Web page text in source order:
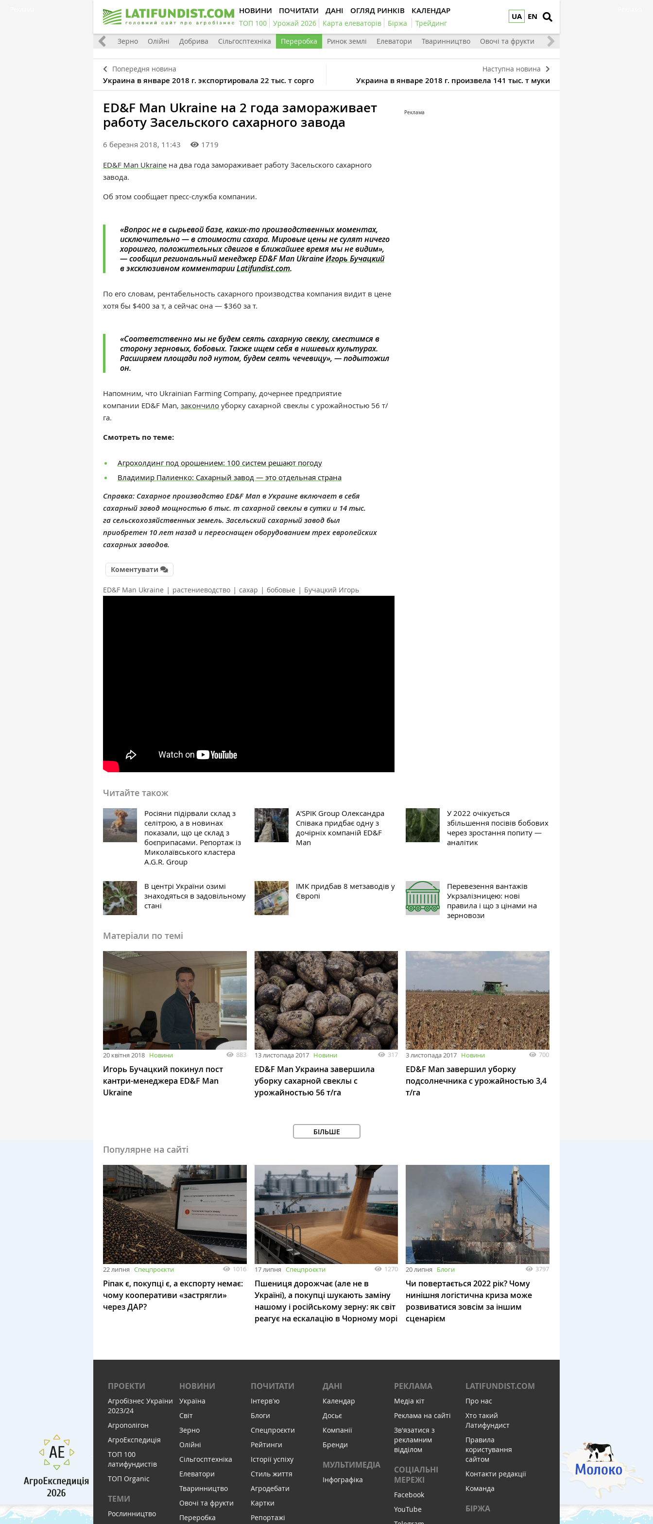
UA EN
НОВИНИ ПОЧИТАТИ ДАНІ ОГЛЯД РИНКІВ КАЛЕНДАР
ТОП 100 Урожай 2026 Карта елеваторів Біржа Трейдинг
Світ Зерно Олійні Добрива Сільгосптехніка Переробка Ринок землі Елеватори Тваринництво Овочі та фрукти
Попередня новина
Украина в январе 2018 г. экспортировала 22 тыс. т сорго
Наступна новина
Украина в январе 2018 г. произвела 141 тыс. т муки
ED&F Man Ukraine на 2 года замораживает
работу Засельского сахарного завода
6 березня 2018, 11:43 1719
ED&F Man Ukraine на два года замораживает работу Засельского сахарного
завода.
Об этом сообщает пресс-служба компании.
«Вопрос не в сырьевой базе, каких-то производственных моментах,
исключительно — в стоимости сахара. Мировые цены не сулят ничего
хорошего, положительных сдвигов в ближайшее время мы не видим»,
— сообщил региональный менеджер ED&F Man UkraineИгорь Бучацкий
вэксклюзивномкомментарииLatifundist.com.
По его словам, рентабельность сахарного производства компания видит в цене
хотя бы $400 за т, а сейчас она — $360 за т.
«Соответственно мы не будем сеять сахарную свеклу, сместимся в
сторону зерновых, бобовых. Также ищем себя в нишевых культурах.
Расширяем площади под нутом, будем сеять чечевицу», — подытожил
он.
Напомним, что Ukrainian Farming Company, дочернее предприятие
компании ED&F Man, закончило уборку сахарной свеклы с урожайностью 56 т/
га.
Смотреть по теме:
Агрохолдинг под орошением: 100 систем решают погоду
Владимир Палиенко: Сахарный завод — это отдельная страна
Справка: Сахарное производство ED&F Man в Украине включает в себя
сахарный завод мощностью 6 тыс. т сахарной свеклы в сутки и 14 тыс.
га сельскохозяйственных земель. Засельский сахарный завод был
приобретен 10 лет назад и переоснащен оборудованием трех европейских
сахарных заводов.
Коментувати
ED&F Man Ukraine | растениеводство | сахар | бобовые | Бучацкий Игорь
Реклама
Читайте також
Росіяни підірвали склад з
селітрою, а в новинах
показали, що це склад з
боєприпасами. Репортаж із
Миколаївського кластера
A.G.R. Group
A'SPIK Group Олександра
Співака придбає одну з
дочірніх компаній ED&F
Man
У 2022 очікується
збільшення посівів бобових
через зростання попиту —
аналітик
В центрі України озимі
знаходяться в задовільному
стані
ІМК придбав 8 метзаводів у
Європі
Перевезення вантажів
Укрзалізницею: нові
правила і що з цінами на
зерновози
Матеріали по темі
20 квітня 2018 Новини 883
Игорь Бучацкий покинул пост
кантри-менеджера ED&F Man
Ukraine
13 листопада 2017 Новини 317
ED&F Man Украина завершила
уборку сахарной свеклы с
урожайностью 56 т/га
3 листопада 2017 Новини 700
ED&F Man завершил уборку
подсолнечника с урожайностью 3,4
т/га
БІЛЬШЕ
Популярне на сайті
22 липня Спецпроєкти 1016
Ріпак є, покупці є, а експорту немає:
чому кооперативи «застрягли»
через ДАР?
17 липня Спецпроєкти 1270
Пшениця дорожчає (але не в
Україні), а покупці шукають заміну
нашому і російському зерну: як світ
реагує на ескалацію в Чорному морі
20 липня Блоги 3797
Чи повертається 2022 рік? Чому
нинішня логістична криза може
розвиватися зовсім за іншим
сценарієм
ПРОЕКТИ
Агробізнес України
2023/24
Агрополігон
АгроЕкспедиція
ТОП 100
латифундистів
ТОП Organic
ТЕМИ
Рослинництво
НОВИНИ
Україна
Світ
Зерно
Олійні
Сільгосптехніка
Елеватори
Тваринництво
Овочі та фрукти
Переробка
ПОЧИТАТИ
Інтервʼю
Блоги
Спецпроєкти
Рейтинги
Історії успіху
Стиль життя
Агродебати
Картки
Репортажі
ДАНІ
Календар
Досьє
Компанії
Бренди
МУЛЬТИМЕДІА
Інфографіка
РЕКЛАМА
Медіа кіт
Реклама на сайті
Зв'язатися з
рекламним
відділом
СОЦІАЛЬНІ
МЕРЕЖІ
Facebook
YouTube
LATIFUNDIST.COM
Про нас
Хто такий
Латифундист
Правила
користування
сайтом
Контакти редакції
Команда
БІРЖА